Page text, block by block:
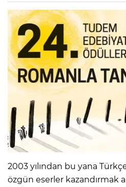
2003 yılından bu yana
özgün eserler kazandırmak